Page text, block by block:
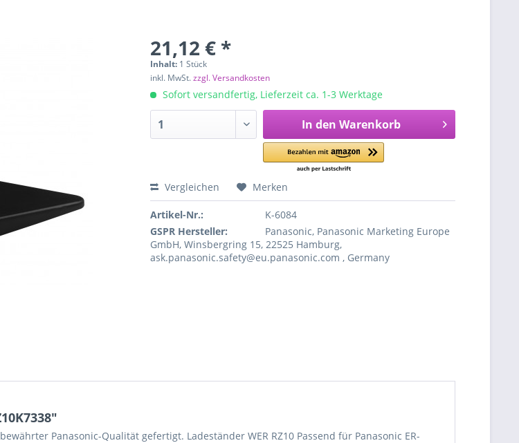
21,12 € *
Inhalt: 1 Stück
inkl. MwSt.zzgl. Versandkosten
Sofort versandfertig, Lieferzeit ca. 1-3 Werktage
In den Warenkorb
Vergleichen Merken
Artikel-Nr.:
K-6084
GSPR Hersteller:
Panasonic, Panasonic Marketing Europe
GmbH, Winsbergring 15, 22525 Hamburg,
ask.panasonic.safety@eu.panasonic.com , Germany
Panasonic-Qualität gefertigt. Ladeständer WER RZ10 Passend für Panasonic ER-